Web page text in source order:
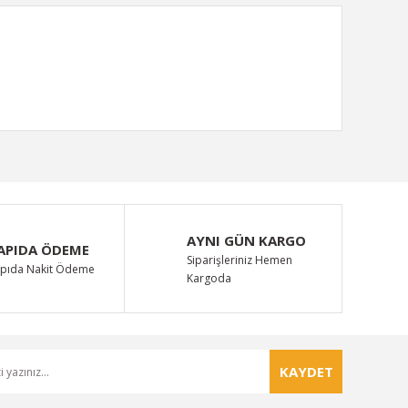
ÖDEME
Nakit Ödeme
AYNI GÜN KARGO
Siparişleriniz Hemen
Kargoda
KAYDET